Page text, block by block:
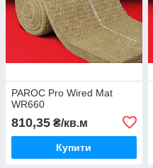
PAROC Pro Wired Mat
WR660
810,35 ₴/кв.м
Купити